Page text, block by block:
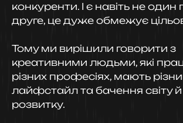
конкуренти. І є навіть не
друге, це дуже обмежує
Тому ми вирішили говорити з
креативними людьми, які
різних професіях, мають
лайфстайл та бачення світу
розвитку.